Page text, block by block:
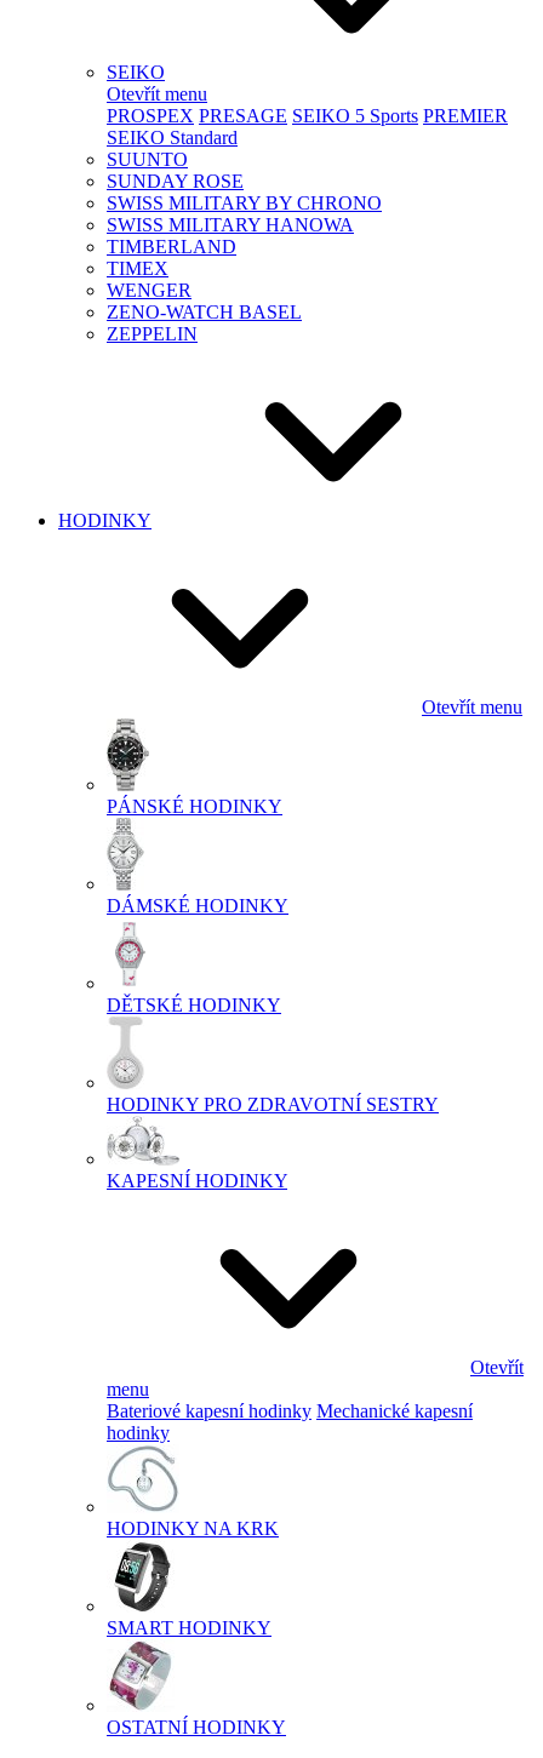
SEIKO
Otevřít menu
PROSPEX PRESAGE SEIKO 5 Sports PREMIER
SEIKO Standard
SUUNTO
SUNDAY ROSE
SWISS MILITARY BY CHRONO
SWISS MILITARY HANOWA
TIMBERLAND
TIMEX
WENGER
ZENO-WATCH BASEL
ZEPPELIN
HODINKY
Otevřít menu
PÁNSKÉ HODINKY
DÁMSKÉ HODINKY
DĚTSKÉ HODINKY
HODINKY PRO ZDRAVOTNÍ SESTRY
KAPESNÍ HODINKY
Otevřít
menu
Bateriové kapesní hodinky Mechanické kapesní
hodinky
HODINKY NA KRK
SMART HODINKY
OSTATNÍ HODINKY